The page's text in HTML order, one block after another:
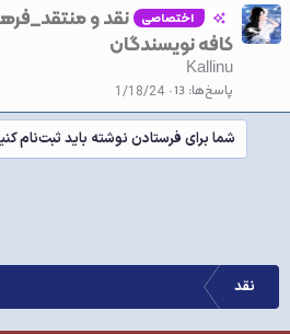
اختصاصی
نقد و
کافه نویسندگان
Kallinu
پاسخ‌ها 13
1/18/24
شما برای فرستادن نوشته باید ثبت‌نام
نقد